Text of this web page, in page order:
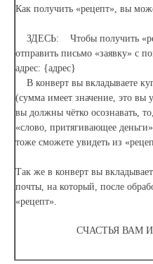
Как получить «рецепт», вы
ЗДЕСЬ: Чтобы получить
отправить письмо «заявку» с
адрес: {адрес}
В конверт вы вкладываете
(сумма имеет значение, это вы
вы должны чётко осознавать,
«слово, притягивающее
тоже сможете увидеть из
Так же в конверт вы
почты, на который, после
«рецепт».
СЧАСТЬЯ ВАМ